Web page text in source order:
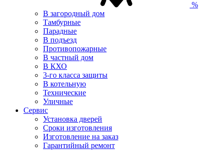
%
В загородный дом
Тамбурные
Парадные
В подъезд
Противопожарные
В частный дом
В КХО
3-го класса защиты
В котельную
Технические
Уличные
Сервис
Установка дверей
Сроки изготовления
Изготовление на заказ
Гарантийный ремонт